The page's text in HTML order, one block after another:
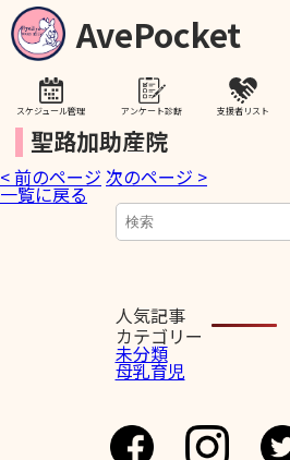
AvePocket
スケジュール管理 アンケート診断 支援者リスト
トップ
赤ちゃんが生まれたら
授乳期間を通して
助産院検索
卒乳を考え始めたら
聖路加助産院
< 前のページ 次のページ >
一覧に戻る
人気記事
カテゴリー
未分類
母乳育児